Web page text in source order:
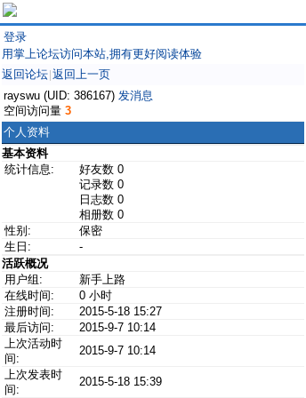
登录
用掌上论坛访问本站,拥有更好阅读体验
返回论坛 返回上一页
rayswu (UID: 386167) 发消息
空间访问量 3
个人资料
基本资料
统计信息:
好友数 0
记录数 0
日志数 0
相册数 0
性别:
保密
生日:
-
活跃概况
用户组:
新手上路
在线时间:
0 小时
注册时间:
2015-5-18 15:27
最后访问:
2015-9-7 10:14
上次活动时
间:
2015-9-7 10:14
上次发表时
间:
2015-5-18 15:39